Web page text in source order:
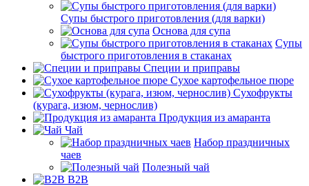
Супы быстрого приготовления (для варки)
Основа для супа
Супы
быстрого приготовления в стаканах
Специи и приправы
Сухое картофельное пюре
Сухофрукты
(курага, изюм, чернослив)
Продукция из амаранта
Чай
Набор праздничных
чаев
Полезный чай
B2B